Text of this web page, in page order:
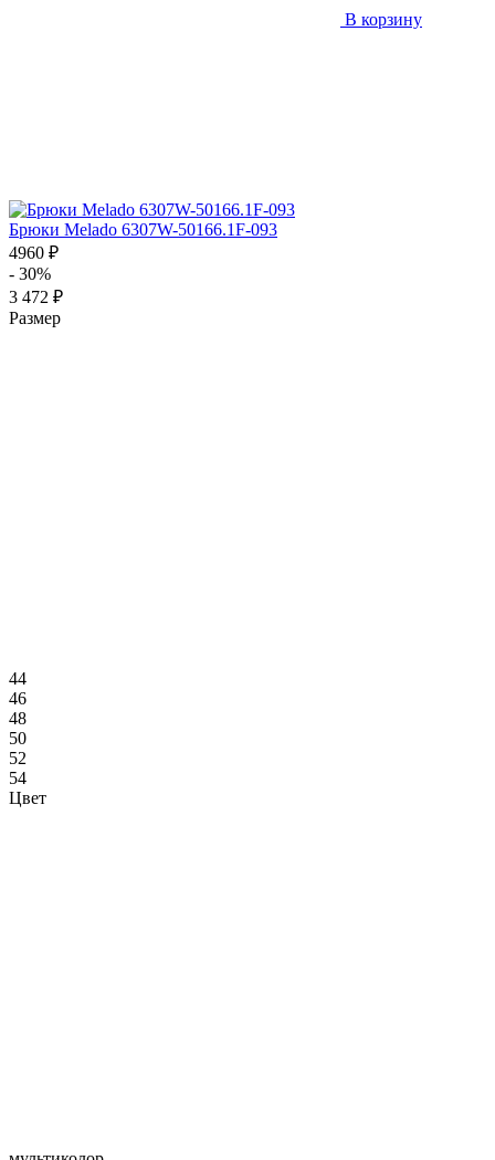
В корзину
Брюки Melado 6307W-50166.1F-093
4960 ₽
- 30%
3 472 ₽
Размер
44
46
48
50
52
54
Цвет